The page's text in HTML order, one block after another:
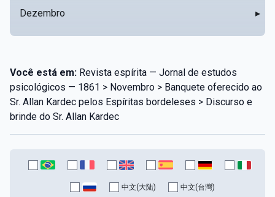
Dezembro ▸
Você está em: Revista espírita — Jornal de estudos
psicológicos — 1861 > Novembro > Banquete oferecido ao
Sr. Allan Kardec pelos Espíritas bordeleses > Discurso e
brinde do Sr. Allan Kardec
中文(大陆) 中文(台灣)